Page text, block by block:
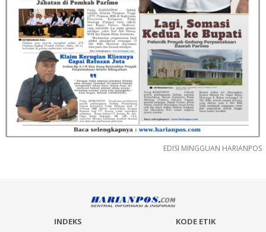
EDISI MINGGUAN HARIANPOS
INDEKS
KODE ETIK